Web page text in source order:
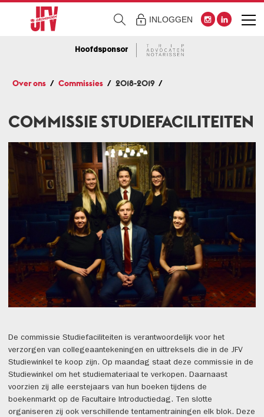
INLOGGEN
Hoofdsponsor
Over ons Commissies 2018-2019
COMMISSIE STUDIEFACILITEITEN
De commissie Studiefaciliteiten is verantwoordelijk voor het
verzorgen van collegeaantekeningen en uittreksels die in de JFV
Studiewinkel te koop zijn. Op maandag staat deze commissie in de
Studiewinkel om het studiemateriaal te verkopen. Daarnaast
voorzien zij alle eerstejaars van hun boeken tijdens de
boekenmarkt op de Facultaire Introductiedag. Ten slotte
organiseren zij ook verschillende tentamentrainingen elk blok. Deze